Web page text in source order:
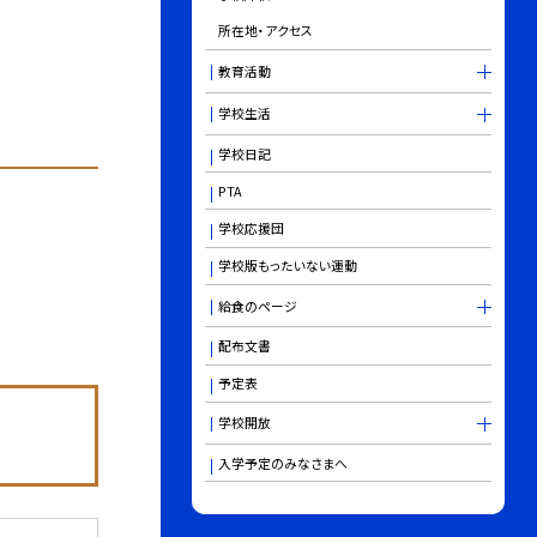
所在地・アクセス
教育活動
学校生活
学校日記
PTA
学校応援団
学校版もったいない運動
給食のページ
配布文書
予定表
学校開放
入学予定のみなさまへ